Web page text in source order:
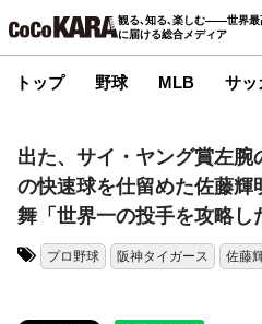
観る､知る､楽しむ――世界最
に届ける総合メディア
トップ 野球 MLB サッ
出た、サイ・ヤング賞左
の快速球を仕留めた佐藤輝
舞「世界一の投手を攻略し
プロ野球 阪神タイガース 佐藤